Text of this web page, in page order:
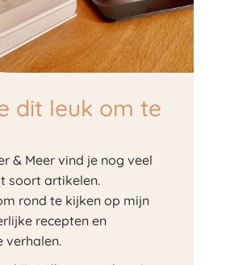
dit leuk om te
& Meer vind je nog veel
soort artikelen.
rond te kijken op mijn
recepten en
verhalen.